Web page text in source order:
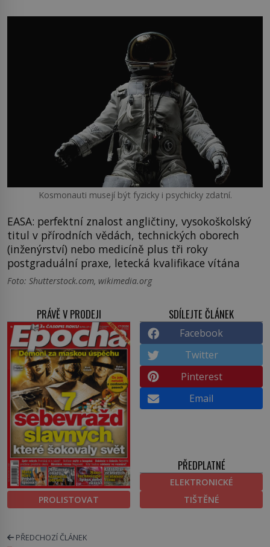
Kosmonauti musejí být fyzicky i psychicky zdatní.
EASA: perfektní znalost angličtiny, vysokoškolský
titul v přírodních vědách, technických oborech
(inženýrství) nebo medicíně plus tři roky
postgraduální praxe, letecká kvalifikace vítána
Foto: Shutterstock.com, wikimedia.org
PRÁVĚ V PRODEJI
PROLISTOVAT
SDÍLEJTE ČLÁNEK
Facebook
Twitter
Pinterest
Email
PŘEDPLATNÉ
ELEKTRONICKÉ
TIŠTĚNÉ
PŘEDCHOZÍ ČLÁNEK